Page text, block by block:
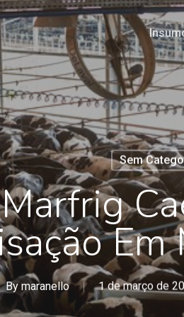
Sem
Em
By maranello 1 de março de